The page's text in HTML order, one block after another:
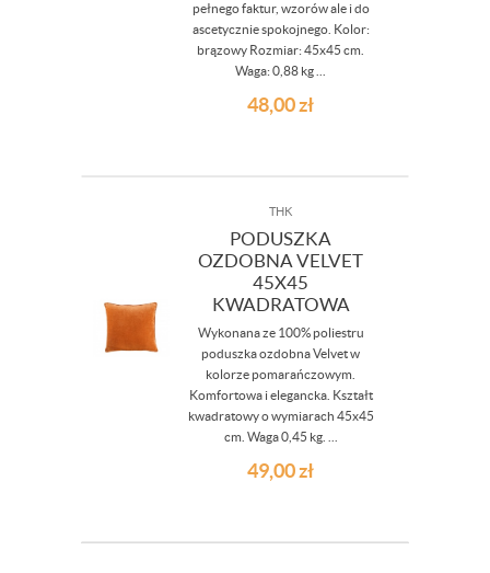
pełnego faktur, wzorów ale i do
ascetycznie spokojnego. Kolor:
brązowy Rozmiar: 45x45 cm.
Waga: 0,88 kg ...
48,00zł
THK
PODUSZKA
OZDOBNA VELVET
45X45
KWADRATOWA
Wykonana ze 100% poliestru
poduszka ozdobna Velvet w
kolorze pomarańczowym.
Komfortowa i elegancka. Kształt
kwadratowy o wymiarach 45x45
cm. Waga 0,45 kg. ...
49,00zł